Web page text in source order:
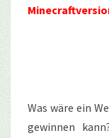
Was wäre ein
gewinnen